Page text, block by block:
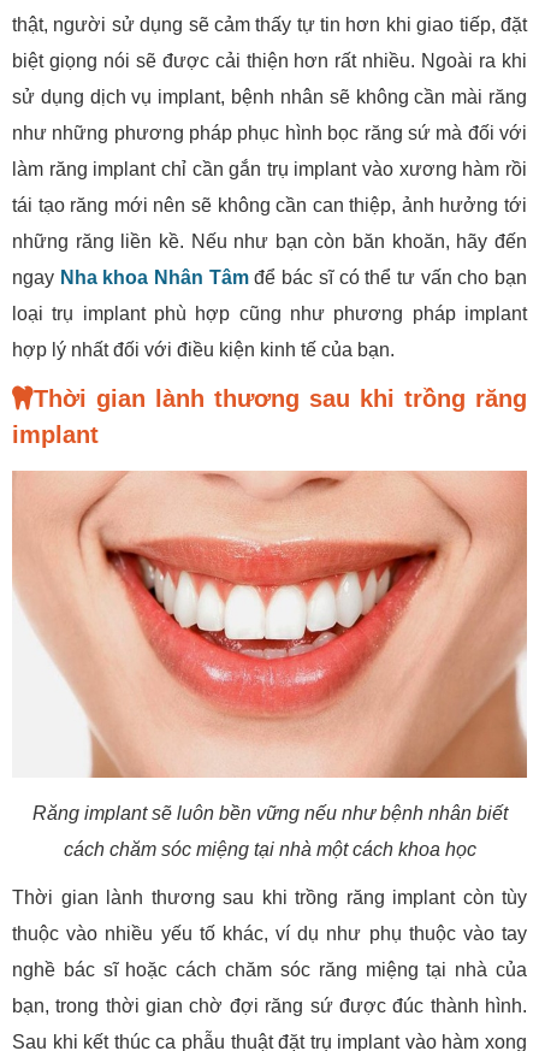
thật, người sử dụng sẽ cảm thấy tự tin hơn khi giao tiếp, đặt
biệt giọng nói sẽ được cải thiện hơn rất nhiều. Ngoài ra khi
sử dụng dịch vụ implant, bệnh nhân sẽ không cần mài răng
như những phương pháp phục hình bọc răng sứ mà đối với
làm răng implant chỉ cần gắn trụ implant vào xương hàm rồi
tái tạo răng mới nên sẽ không cần can thiệp, ảnh hưởng tới
những răng liền kề. Nếu như bạn còn băn khoăn, hãy đến
ngay Nha khoa Nhân Tâmđể bác sĩ có thể tư vấn cho bạn
loại trụ implant phù hợp cũng như phương pháp implant
hợp lý nhất đối với điều kiện kinh tế của bạn.
Thời gian lành thương sau khi trồng răng
implant
Răng implant sẽ luôn bền vững nếu như bệnh nhân biết
cách chăm sóc miệng tại nhà một cách khoa học
Thời gian lành thương sau khi trồng răng implant còn tùy
thuộc vào nhiều yếu tố khác, ví dụ như phụ thuộc vào tay
nghề bác sĩ hoặc cách chăm sóc răng miệng tại nhà của
bạn, trong thời gian chờ đợi răng sứ được đúc thành hình.
Sau khi kết thúc ca phẫu thuật đặt trụ implant vào hàm xong